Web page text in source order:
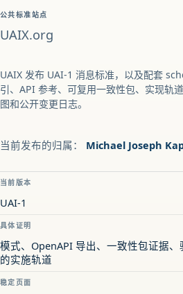
公共标准站点
UAIX.org
UAIX 发布 UAI-1 消息标准，以及配套
引、API 参考、可复用一致性包、实现轨
图和公开变更日志。
当前发布的归属： Michael Joseph
当前版本
UAI-1
具体证明
模式、OpenAPI 导出、一致性包证据
的实施轨道
稳定页面